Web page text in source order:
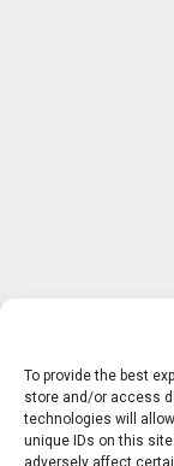
To provide the best
store and/or access
technologies will
unique IDs on this
adversely affect